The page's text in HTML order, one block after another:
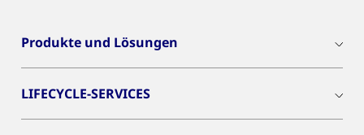
Produkte und Lösungen
LIFECYCLE-SERVICES